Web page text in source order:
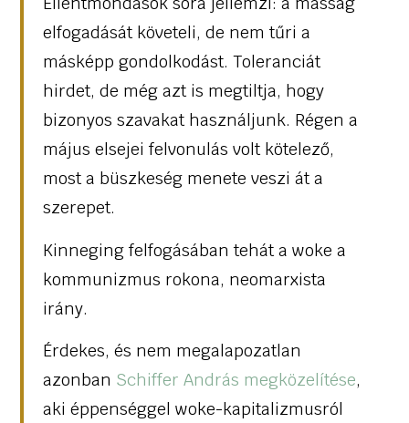
elfogadását követeli, de nem tűri a
másképp gondolkodást. Toleranciát
hirdet, de még azt is megtiltja, hogy
bizonyos szavakat használjunk. Régen a
május elsejei felvonulás volt kötelező,
most a büszkeség menete veszi át a
szerepet.
Kinneging felfogásában tehát a woke a
kommunizmus rokona, neomarxista
irány.
Érdekes, és nem megalapozatlan
azonban Schiffer András megközelítése,
aki éppenséggel woke-kapitalizmusról